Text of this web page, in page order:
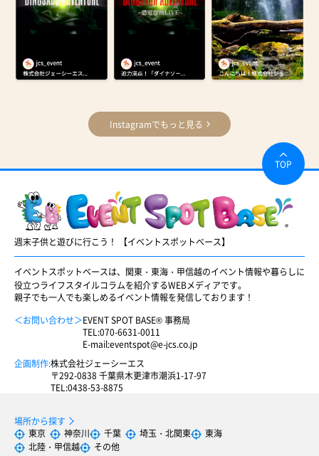
Instagramでもっと見る
週末子供と遊びに行こう！ 【イベントスポットベース】
イベントスポットベースは、関東・東海・甲信越のイベント情報や暮らしに
役立つライフスタイルコラムを紹介するWEBメディアです。
親子でも一人でも楽しめるイベント情報を発信しております！
＜お問い合わせ＞EVENT SPOT BASE® 事務局
TEL:070-6631-0011
E-mail:eventspot@e-jcs.co.jp
企画制作:株式会社ジェーシーエス
〒292-0838 千葉県木更津市潮浜1-17-97
TEL:0438-53-8875
場所から探す
東京
神奈川 千葉 埼玉・北関東
東海
北陸・甲信越
その他
TOP